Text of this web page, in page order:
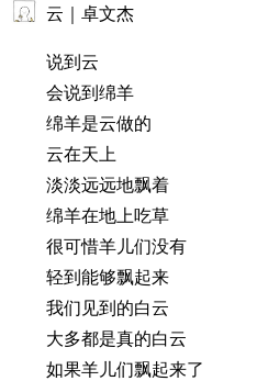
云｜卓文杰
说到云
会说到绵羊
绵羊是云做的
云在天上
淡淡远远地飘着
绵羊在地上吃草
很可惜羊儿们没有
轻到能够飘起来
我们见到的白云
大多都是真的白云
如果羊儿们飘起来了